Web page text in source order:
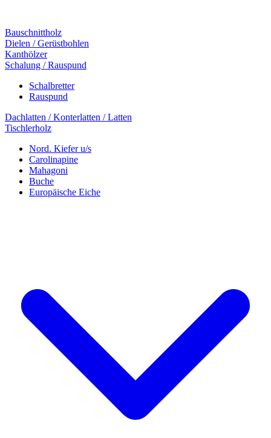
Bauschnittholz
Dielen / Gerüstbohlen
Kanthölzer
Schalung / Rauspund
Schalbretter
Rauspund
Dachlatten / Konterlatten / Latten
Tischlerholz
Nord. Kiefer u/s
Carolinapine
Mahagoni
Buche
Europäische Eiche